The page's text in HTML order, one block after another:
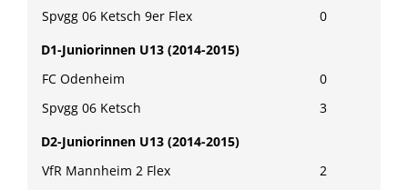
Spvgg 06 Ketsch 9er Flex
0
D1-Juniorinnen U13 (2014-2015)
FC Odenheim
0
Spvgg 06 Ketsch
3
D2-Juniorinnen U13 (2014-2015)
VfR Mannheim 2 Flex
2